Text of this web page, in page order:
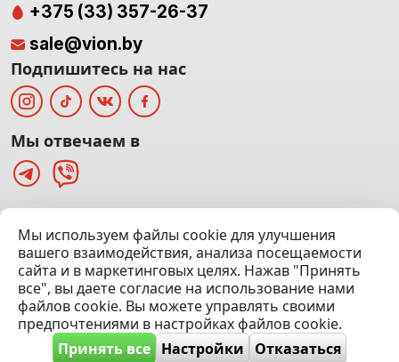
(Офис: 5 этаж | Осмотр авто: 5 этаж)
Посмотреть на карте
© 2020 — 2026 VION.BY — Продажа, выкуп и обмен | УНП
192961100 |Эвакуатор Минск
Мы используем файлы cookie для улучшения
вашего взаимодействия, анализа посещаемости
сайта и в маркетинговых целях. Нажав "Принять
все", вы даете согласие на использование нами
файлов cookie. Вы можете управлять своими
предпочтениями в настройках файлов cookie.
Принять все Настройки Отказаться
+375 (33) 357-26-37
sale@vion.by
Подпишитесь на нас
Мы отвечаем в